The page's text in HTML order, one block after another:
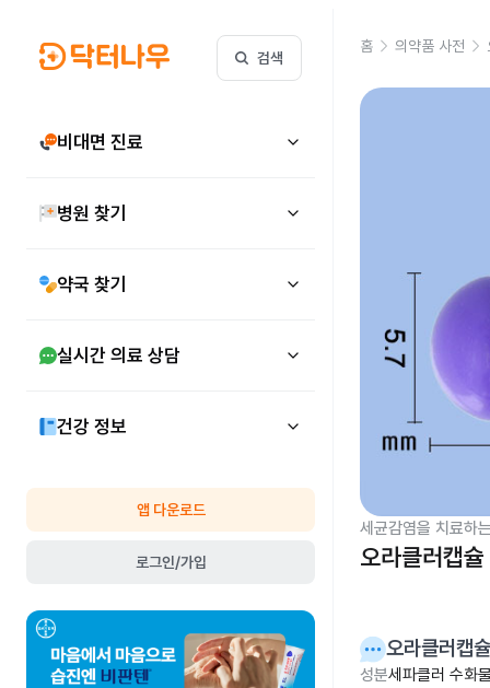
검색
비대면 진료
병원 찾기
약국 찾기
실시간 의료 상담
건강 정보
앱 다운로드
로그인/가입
홈 의약품 사전
세균감염을 치료하
오라클러캡
오라클러캡
성분세파클러 수화